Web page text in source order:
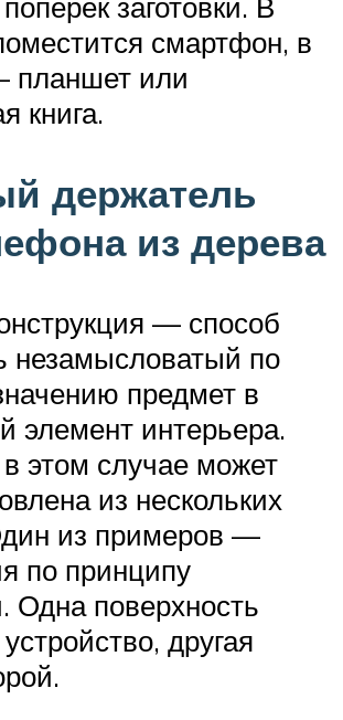
смартфон, в
планшет или
книга.
держатель
из дерева
— способ
незамысловатый по
предмет в
элемент интерьера.
этом случае может
из нескольких
из примеров —
по принципу
Одна поверхность
другая